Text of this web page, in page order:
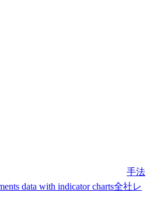
手法
data with indicator charts全社レ